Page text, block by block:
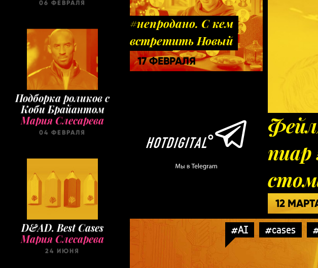
Подборка роликов с
Коби Брайантом
Мария Слесарева
04 ФЕВРАЛЯ
Мария Слесарева
24 ИЮНЯ
#непродано. С кем
встретить Новый
Брют?
17 ФЕВРАЛЯ
12
#AI #cases